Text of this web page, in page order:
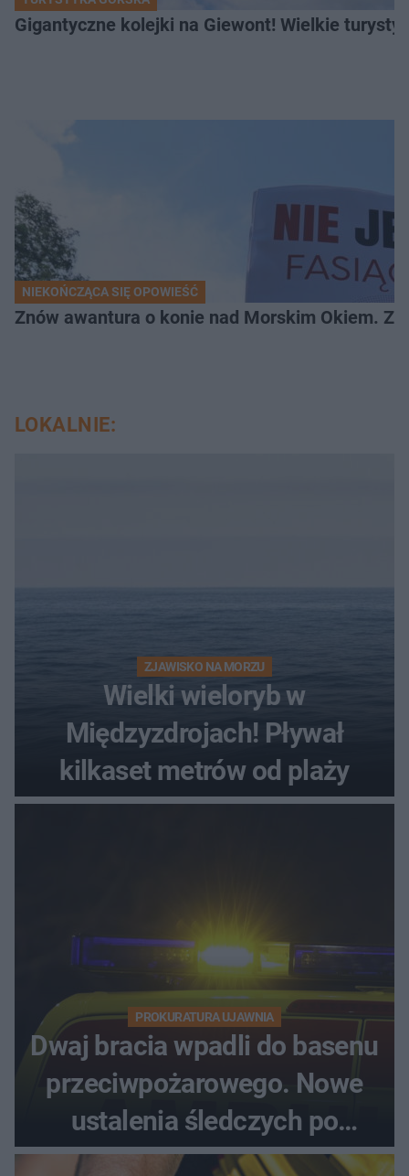
Gigantyczne kolejki na Giewont! Wielkie
NIEKOŃCZĄCA SIĘ OPOWIEŚĆ
Znów awantura o konie nad Morskim Okiem.
LOKALNIE:
ZJAWISKO NA MORZU
Wielki wieloryb w
Międzyzdrojach! Pływał
kilkaset metrów od plaży
PROKURATURA UJAWNIA
Dwaj bracia wpadli do basenu
przeciwpożarowego. Nowe
ustalenia śledczych po
dramatycznej akcji